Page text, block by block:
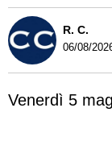
R. C.
06/08/
Venerdì 5